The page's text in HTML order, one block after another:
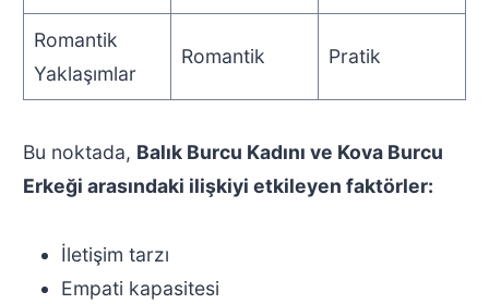
Romantik
Yaklaşımlar
Romantik Pratik
Bu noktada, Balık Burcu Kadını ve Kova Burcu
Erkeği arasındaki ilişkiyi etkileyen faktörler:
İletişim tarzı
Empati kapasitesi